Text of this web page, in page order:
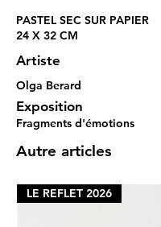
PASTEL SEC SUR PAPIER
24 X 32 CM
Artiste
Olga Berard
Exposition
Fragments d'émotions
Autre articles
LE REFLET 2026